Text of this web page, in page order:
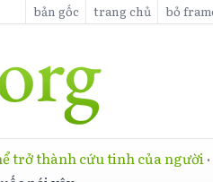
bản gốc trang chủ bỏ
trở thành cứu tinh của người ·